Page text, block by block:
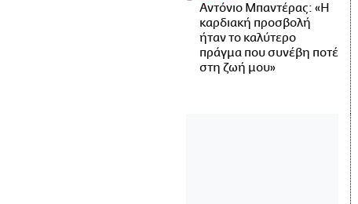
Αντόνιο Μπαντέρας: «Η
καρδιακή προσβολή
ήταν το καλύτερο
πράγμα που συνέβη ποτέ
στη ζωή μου»